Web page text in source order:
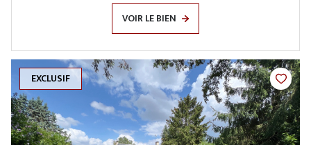
VOIR LE BIEN
EXCLUSIF